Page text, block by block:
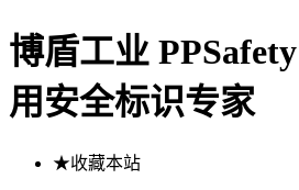
博盾工业
用安全标识专家
★收藏本站